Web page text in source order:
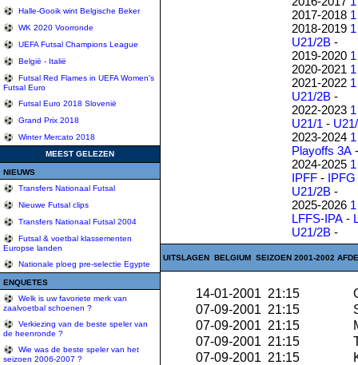
Halle-Gooik wint Belgische Beker
WK 2020 Voorronde
UEFA Futsal Champions League
België - Italië
Futsal Red Flames in UEFA Women's
Futsal Euro
Futsal Euro 2018 Slovenië
Grand Prix 2018
Winter Mercato 2018
MEEST GELEZEN
NIEUWS
Transfers Nationaal Futsal
Nieuwe Futsal clips
Transfers Nationaal Futsal 2004
Futsal & voetbal klassementen
Europse landen
Nationale ploeg pre-selectie Egypte
ENQUETES
Welk is uw favoriete merk van
zaalvoetbal schoenen ?
Verkiezing van de beste speler van
de heenronde ?
Wie was de beste speler van het
seizoen 2006-2007 ?
2017-2018 1
2018-2019 1
U21/2B -
2019-2020 1
2020-2021 1
2021-2022 1
U21/2B -
2022-2023 1
U21/1 -
2023-2024 1
Playoffs 3A
2024-2025 1
IPFF - IPFG
U21/2B -
2025-2026 1
LFFS-IPA -
U21/2B -
UITSLAGEN BELGIUM SEIZOEN 2001-2002
14-01-2001 21:15
07-09-2001 21:15
07-09-2001 21:15
07-09-2001 21:15
07-09-2001 21:15